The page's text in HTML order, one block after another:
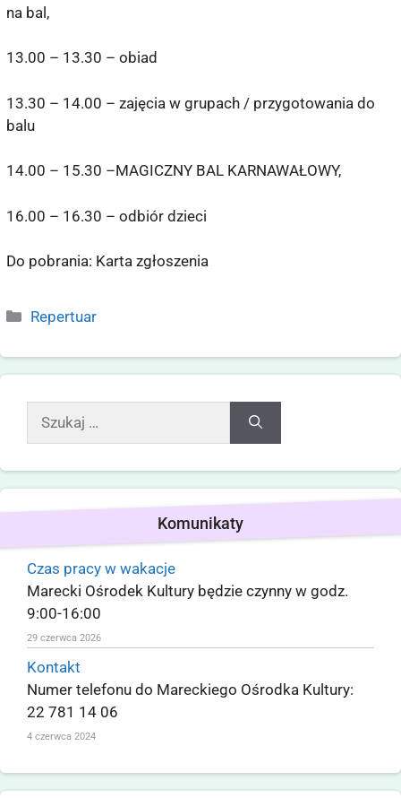
na bal,
13.00 – 13.30 – obiad
13.30 – 14.00 – zajęcia w grupach / przygotowania do
balu
14.00 – 15.30 –MAGICZNY BAL KARNAWAŁOWY,
16.00 – 16.30 – odbiór dzieci
Do pobrania: Karta zgłoszenia
Repertuar
Komunikaty
Czas pracy w wakacje
Marecki Ośrodek Kultury będzie czynny w godz.
9:00-16:00
29 czerwca 2026
Kontakt
Numer telefonu do Mareckiego Ośrodka Kultury:
22 781 14 06
4 czerwca 2024